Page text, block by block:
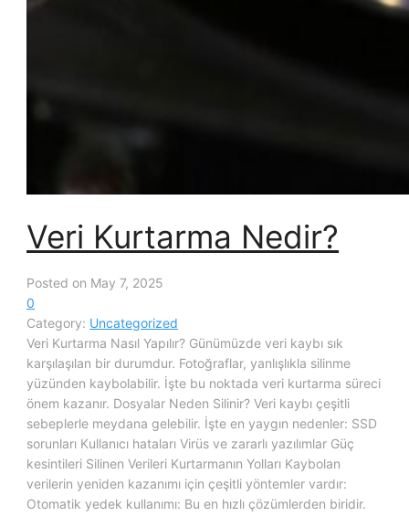
Veri Kurtarma Nedir?
Posted on May 7, 2025
0
Category: Uncategorized
Veri Kurtarma Nasıl Yapılır? Günümüzde veri kaybı sık
karşılaşılan bir durumdur. Fotoğraflar, yanlışlıkla silinme
yüzünden kaybolabilir. İşte bu noktada veri kurtarma süreci
önem kazanır. Dosyalar Neden Silinir? Veri kaybı çeşitli
sebeplerle meydana gelebilir. İşte en yaygın nedenler: SSD
sorunları Kullanıcı hataları Virüs ve zararlı yazılımlar Güç
kesintileri Silinen Verileri Kurtarmanın Yolları Kaybolan
verilerin yeniden kazanımı için çeşitli yöntemler vardır:
Otomatik yedek kullanımı: Bu en hızlı çözümlerden biridir.